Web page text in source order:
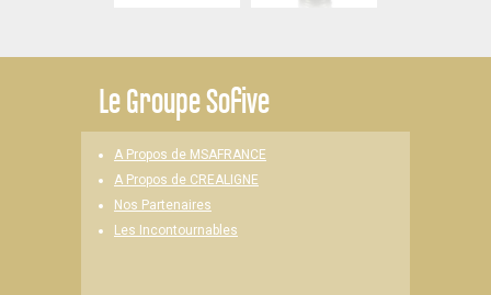
LeGroupe Sofive
A Propos de MSAFRANCE
A Propos de CREALIGNE
Nos Partenaires
Les Incontournables